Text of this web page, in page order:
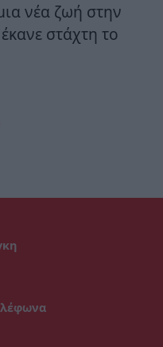
νέα ζωή στην
στάχτη το